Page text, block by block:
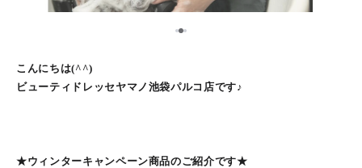
12
こんにちは(^^)
ビューティドレッセヤマノ池袋パルコ店です♪
★ウィンターキャンペーン商品のご紹介です★